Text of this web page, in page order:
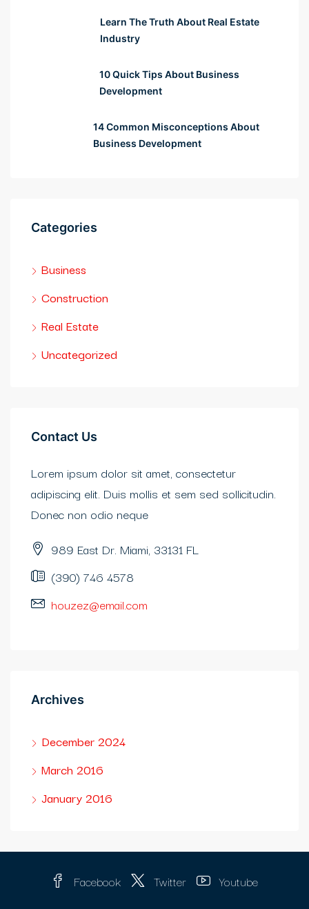
Learn The Truth About Real Estate
Industry
10 Quick Tips About Business
Development
14 Common Misconceptions About
Business Development
Categories
Business
Construction
Real Estate
Uncategorized
Contact Us
Lorem ipsum dolor sit amet, consectetur
adipiscing elit. Duis mollis et sem sed sollicitudin.
Donec non odio neque
989 East Dr. Miami, 33131 FL
(390) 746 4578
houzez@email.com
Archives
December 2024
March 2016
January 2016
Facebook Twitter Youtube